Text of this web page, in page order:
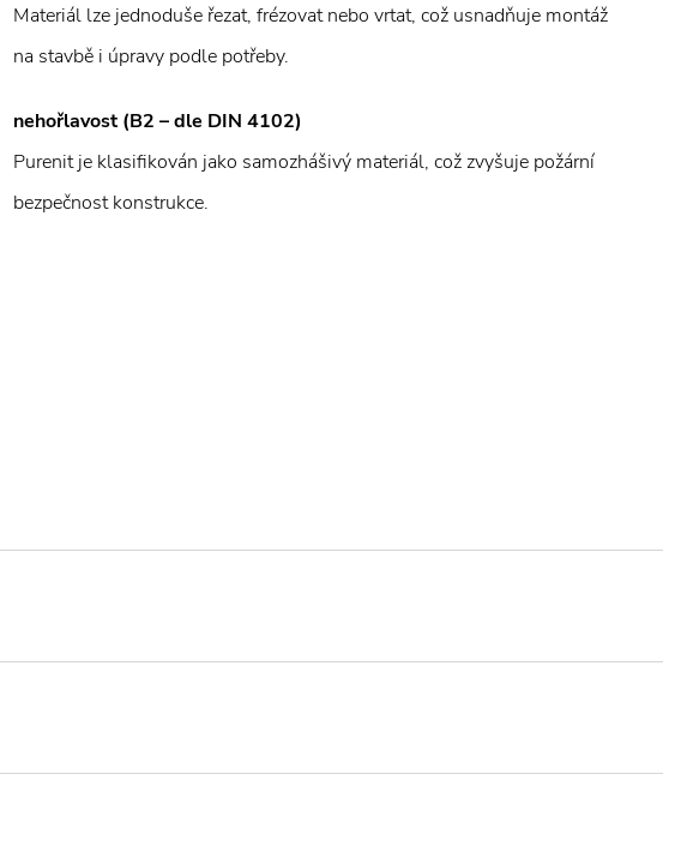
Materiál lze jednoduše řezat, frézovat nebo vrtat, což usnadňuje montáž
na stavbě i úpravy podle potřeby.
nehořlavost (B2 – dle DIN 4102)
Purenit je klasifikován jako samozhášivý materiál, což zvyšuje požární
bezpečnost konstrukce.